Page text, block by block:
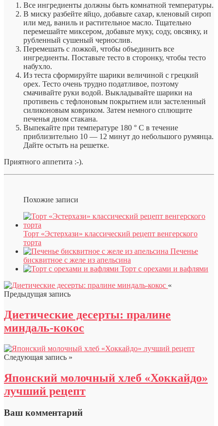
Все ингредиенты должны быть комнатной температуры.
В миску разбейте яйцо, добавьте сахар, кленовый сироп
или мед, ваниль и растительное масло. Тщательно
перемешайте миксером, добавьте муку, соду, овсянку, и
рубленный сушеный чернослив.
Перемешать с ложкой, чтобы объединить все
ингредиенты. Поставьте тесто в сторонку, чтобы тесто
набухло.
Из теста сформируйте шарики величиной с грецкий
орех. Тесто очень трудно податливое, поэтому
смачивайте руки водой. Выкладывайте шарики на
противень с тефлоновым покрытием или застеленный
силиконовым ковриком. Затем немного сплющите
печенья дном стакана.
Выпекайте при температуре 180 ° С в течение
приблизительно 10 — 12 минут до небольшого румянца.
Дайте остыть на решетке.
Приятного аппетита :-).
Похожие записи
Торт «Эстерхази» классический рецепт венгерского
торта
Печенье
бисквитное с желе из апельсина
Торт с орехами и вафлями
«
Предыдущая запись
Диетические десерты: пралине
миндаль-кокос
Следующая запись »
Японский молочный хлеб «Хоккайдо»
лучший рецепт
Ваш комментарий